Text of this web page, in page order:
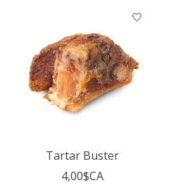
Tartar Buster
4,00$CA